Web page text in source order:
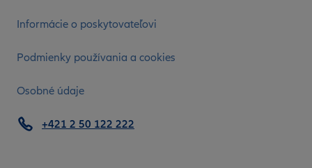
Informácie o poskytovateľovi
Podmienky používania a cookies
Osobné údaje
+421 2 50 122 222